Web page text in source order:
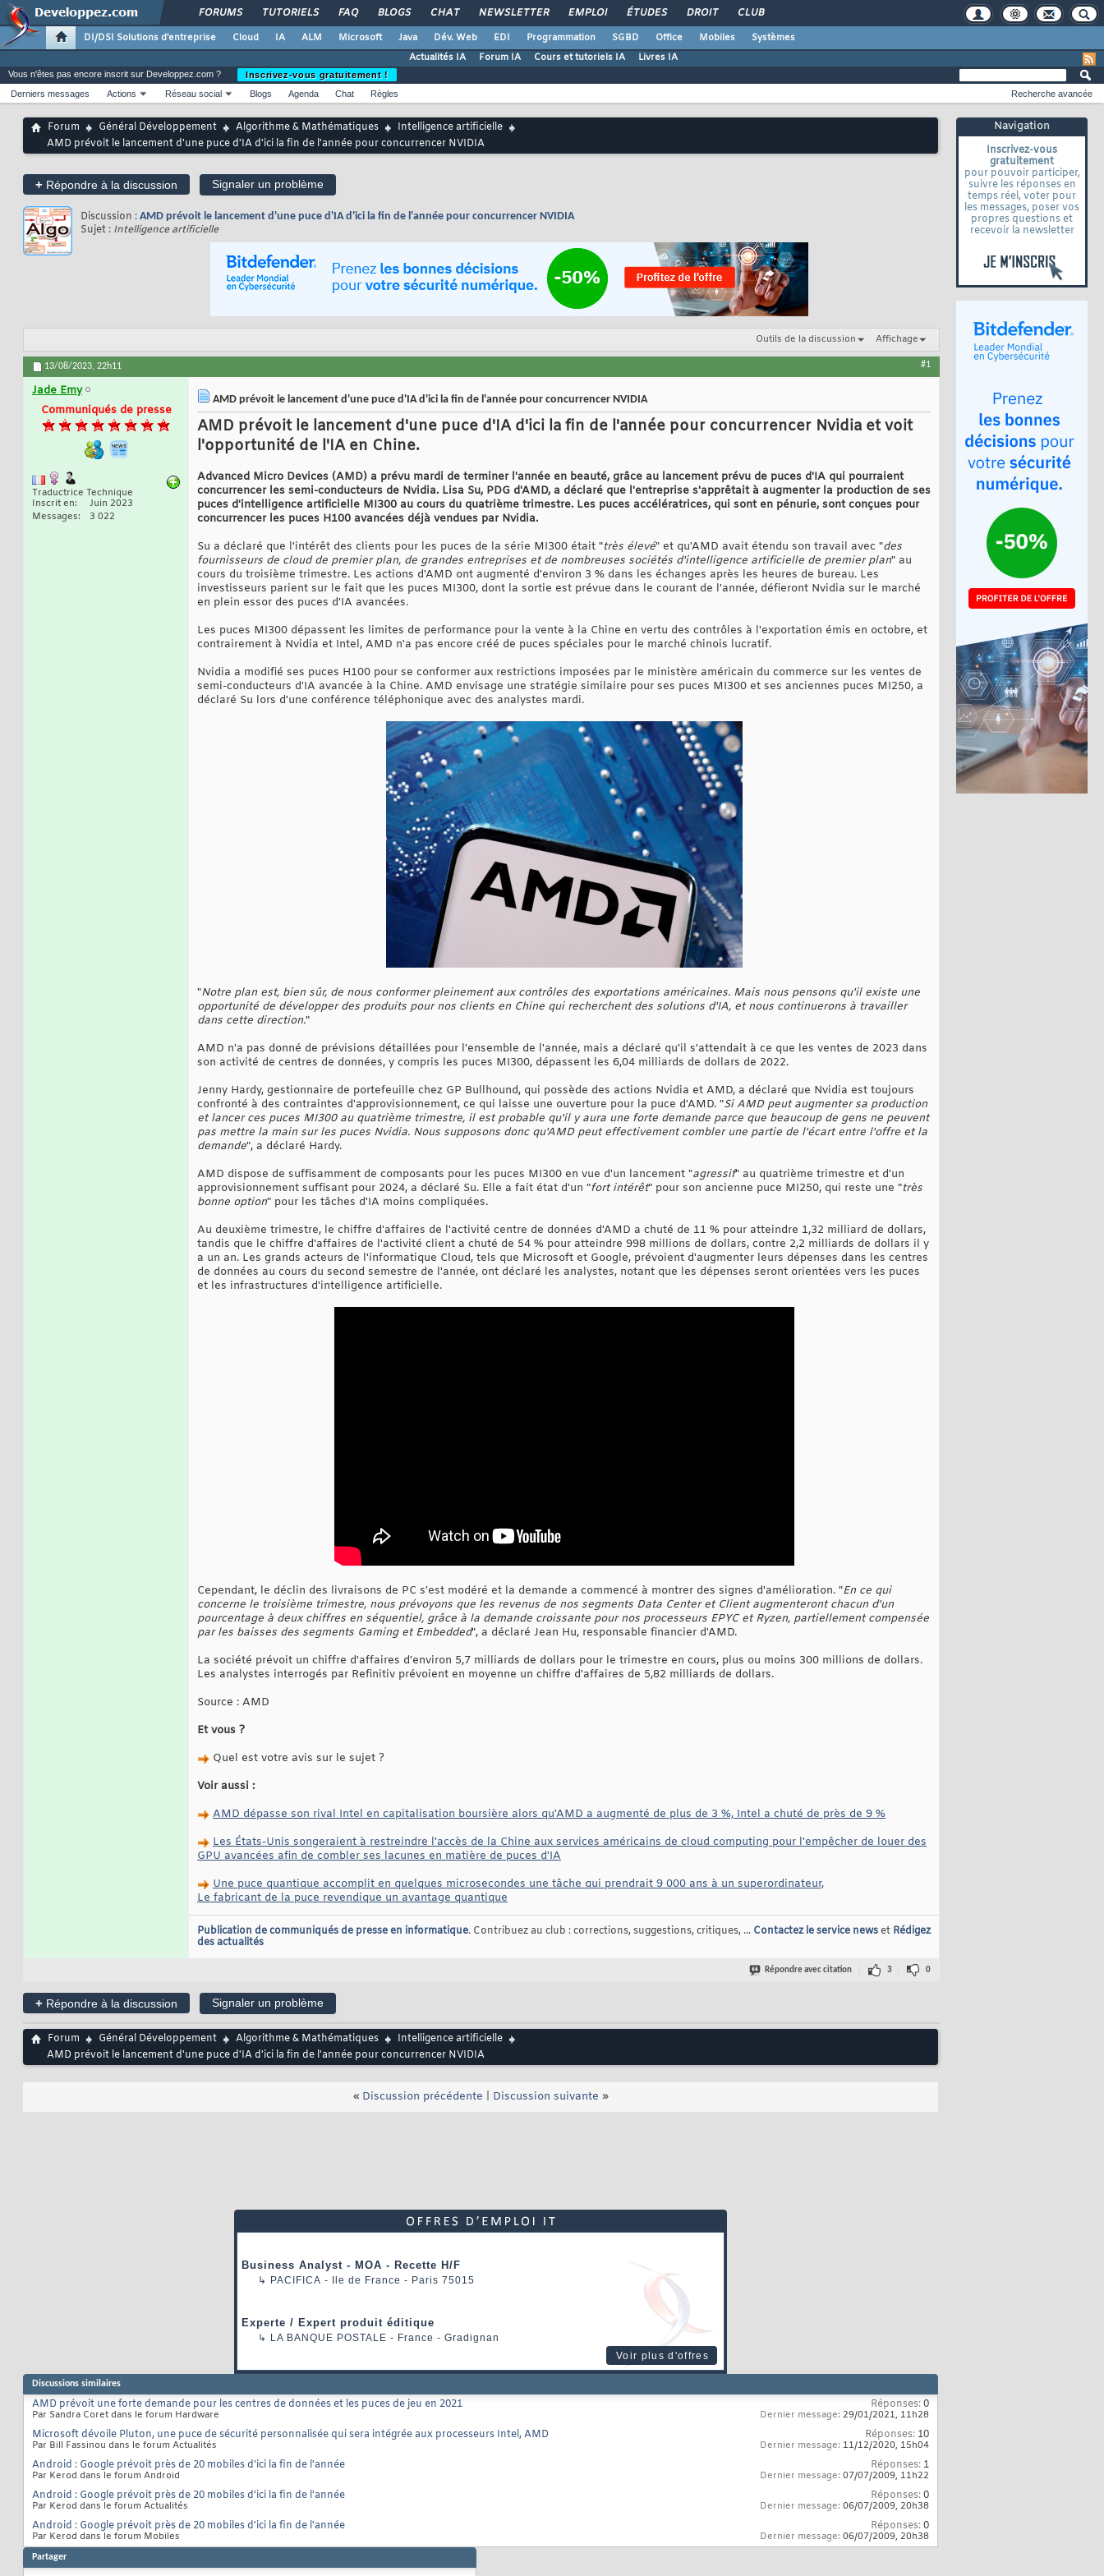
FORUMS TUTORIELS FAQ BLOGS CHAT NEWSLETTER EMPLOI ÉTUDES DROIT CLUB
DI/DSI Solutions d'entreprise Cloud IA ALM Microsoft Java Dév. Web EDI Programmation SGBD Office Mobiles
Systèmes
Actualités IA
Forum IA Cours et tutoriels IA Livres IA
Navigation
Inscrivez-vous
gratuitement
pour pouvoir participer,
suivre les réponses en
temps réel, voter pour
les messages, poser vos
propres questions et
recevoir la newsletter
Vous n'êtes pas encore inscrit sur Developpez.com ?
Inscrivez-vous gratuitement !
Derniers messages
Actions Réseau social Blogs Agenda Chat Règles Recherche avancée
Forum Général Développement Algorithme & Mathématiques
Intelligence artificielle
AMD prévoit le lancement d'une puce d'IA d'ici la fin de l'année pour concurrencer NVIDIA
+ Répondre à la discussion Signaler un problème
Discussion : AMD prévoit le lancement d'une puce d'IA d'ici la fin de l'année pour concurrencer NVIDIA
Sujet : Intelligence artificielle
Outils de la discussion Affichage
13/08/2023, 22h11 #1
Jade Emy
Communiqués de presse
Traductrice Technique
Inscrit en
Juin 2023
Messages
3 022
AMD prévoit le lancement d'une puce d'IA d'ici la fin de l'année pour concurrencer NVIDIA
AMD prévoit le lancement d'une puce d'IA d'ici la fin de l'année pour concurrencer Nvidia et voit
l'opportunité de l'IA en Chine.
Advanced Micro Devices (AMD) a prévu mardi de terminer l'année en beauté, grâce au lancement prévu de puces d'IA qui pourraient
concurrencer les semi-conducteurs de Nvidia. Lisa Su, PDG d'AMD, a déclaré que l'entreprise s'apprêtait à augmenter la production de ses
puces d'intelligence artificielle MI300 au cours du quatrième trimestre. Les puces accélératrices, qui sont en pénurie, sont conçues pour
concurrencer les puces H100 avancées déjà vendues par Nvidia.
Su a déclaré que l'intérêt des clients pour les puces de la série MI300 était "très élevé" et qu'AMD avait étendu son travail avec "des
fournisseurs de cloud de premier plan, de grandes entreprises et de nombreuses sociétés d'intelligence artificielle de premier plan" au
cours du troisième trimestre. Les actions d'AMD ont augmenté d'environ 3 % dans les échanges après les heures de bureau. Les
investisseurs parient sur le fait que les puces MI300, dont la sortie est prévue dans le courant de l'année, défieront Nvidia sur le marché
en plein essor des puces d'IA avancées.
Les puces MI300 dépassent les limites de performance pour la vente à la Chine en vertu des contrôles à l'exportation émis en octobre, et
contrairement à Nvidia et Intel, AMD n'a pas encore créé de puces spéciales pour le marché chinois lucratif.
Nvidia a modifié ses puces H100 pour se conformer aux restrictions imposées par le ministère américain du commerce sur les ventes de
semi-conducteurs d'IA avancée à la Chine. AMD envisage une stratégie similaire pour ses puces MI300 et ses anciennes puces MI250, a
déclaré Su lors d'une conférence téléphonique avec des analystes mardi.
"Notre plan est, bien sûr, de nous conformer pleinement aux contrôles des exportations américaines. Mais nous pensons qu'il existe une
opportunité de développer des produits pour nos clients en Chine qui recherchent des solutions d'IA, et nous continuerons à travailler
dans cette direction."
AMD n'a pas donné de prévisions détaillées pour l'ensemble de l'année, mais a déclaré qu'il s'attendait à ce que les ventes de 2023 dans
son activité de centres de données, y compris les puces MI300, dépassent les 6,04 milliards de dollars de 2022.
Jenny Hardy, gestionnaire de portefeuille chez GP Bullhound, qui possède des actions Nvidia et AMD, a déclaré que Nvidia est toujours
confronté à des contraintes d'approvisionnement, ce qui laisse une ouverture pour la puce d'AMD. "Si AMD peut augmenter sa production
et lancer ces puces MI300 au quatrième trimestre, il est probable qu'il y aura une forte demande parce que beaucoup de gens ne peuvent
pas mettre la main sur les puces Nvidia. Nous supposons donc qu'AMD peut effectivement combler une partie de l'écart entre l'offre et la
demande", a déclaré Hardy.
AMD dispose de suffisamment de composants pour les puces MI300 en vue d'un lancement "agressif" au quatrième trimestre et d'un
approvisionnement suffisant pour 2024, a déclaré Su. Elle a fait état d'un "fort intérêt" pour son ancienne puce MI250, qui reste une "très
bonne option" pour les tâches d'IA moins compliquées.
Au deuxième trimestre, le chiffre d'affaires de l'activité centre de données d'AMD a chuté de 11 % pour atteindre 1,32 milliard de dollars,
tandis que le chiffre d'affaires de l'activité client a chuté de 54 % pour atteindre 998 millions de dollars, contre 2,2 milliards de dollars il y
a un an. Les grands acteurs de l'informatique Cloud, tels que Microsoft et Google, prévoient d'augmenter leurs dépenses dans les centres
de données au cours du second semestre de l'année, ont déclaré les analystes, notant que les dépenses seront orientées vers les puces
et les infrastructures d'intelligence artificielle.
Cependant, le déclin des livraisons de PC s'est modéré et la demande a commencé à montrer des signes d'amélioration. "En ce qui
concerne le troisième trimestre, nous prévoyons que les revenus de nos segments Data Center et Client augmenteront chacun d'un
pourcentage à deux chiffres en séquentiel, grâce à la demande croissante pour nos processeurs EPYC et Ryzen, partiellement compensée
par les baisses des segments Gaming et Embedded", a déclaré Jean Hu, responsable financier d'AMD.
La société prévoit un chiffre d'affaires d'environ 5,7 milliards de dollars pour le trimestre en cours, plus ou moins 300 millions de dollars.
Les analystes interrogés par Refinitiv prévoient en moyenne un chiffre d'affaires de 5,82 milliards de dollars.
Source : AMD
Et vous ?
Quel est votre avis sur le sujet ?
Voir aussi :
AMD dépasse son rival Intel en capitalisation boursière alors qu'AMD a augmenté de plus de 3 %, Intel a chuté de près de 9 %
Les États-Unis songeraient à restreindre l'accès de la Chine aux services américains de cloud computing pour l'empêcher de louer des
GPU avancées afin de combler ses lacunes en matière de puces d'IA
Une puce quantique accomplit en quelques microsecondes une tâche qui prendrait 9 000 ans à un superordinateur,
Le fabricant de la puce revendique un avantage quantique
Publication de communiqués de presse en informatique. Contribuez au club : corrections, suggestions, critiques, ... Contactez le service newset Rédigez
des actualités
Répondre avec citation 3 0
+ Répondre à la discussion Signaler un problème
Forum Général Développement Algorithme & Mathématiques
Intelligence artificielle
AMD prévoit le lancement d'une puce d'IA d'ici la fin de l'année pour concurrencer NVIDIA
« Discussion précédente Discussion suivante »
Business Analyst - MOA - Recette H/F
↳ PACIFICA - Ile de France - Paris 75015
Experte / Expert produit éditique
↳ LA BANQUE POSTALE - France - Gradignan
Voir plus d'offres
Discussions similaires
AMD prévoit une forte demande pour les centres de données et les puces de jeu en 2021
Par Sandra Coret dans le forum Hardware
Réponses:0
Dernier message: 29/01/2021, 11h28
Microsoft dévoile Pluton, une puce de sécurité personnalisée qui sera intégrée aux processeurs Intel, AMD
Par Bill Fassinou dans le forum Actualités
Réponses: 10
Dernier message: 11/12/2020, 15h04
Android : Google prévoit près de 20 mobiles d'ici la fin de l'année
Par Kerod dans le forum Android
Réponses: 1
Dernier message: 07/07/2009, 11h22
Android : Google prévoit près de 20 mobiles d'ici la fin de l'année
Par Kerod dans le forum Actualités
Réponses:0
Dernier message: 06/07/2009, 20h38
Android : Google prévoit près de 20 mobiles d'ici la fin de l'année
Par Kerod dans le forum Mobiles
Réponses:0
Dernier message: 06/07/2009, 20h38
Partager